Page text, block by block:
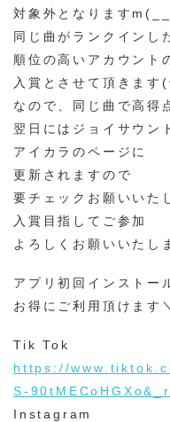
対象外となります
同じ曲がランクインし
順位の高いアカウント
入賞とさせて頂きま
なので、同じ曲で高得
翌日にはジョイサウン
アイカラのページに
更新されますので
要チェックお願いいた
入賞目指してご参加
よろしくお願いいた
アプリ初回インストー
お得にご利用頂けます
Tik Tok
https://
S-
Instagram